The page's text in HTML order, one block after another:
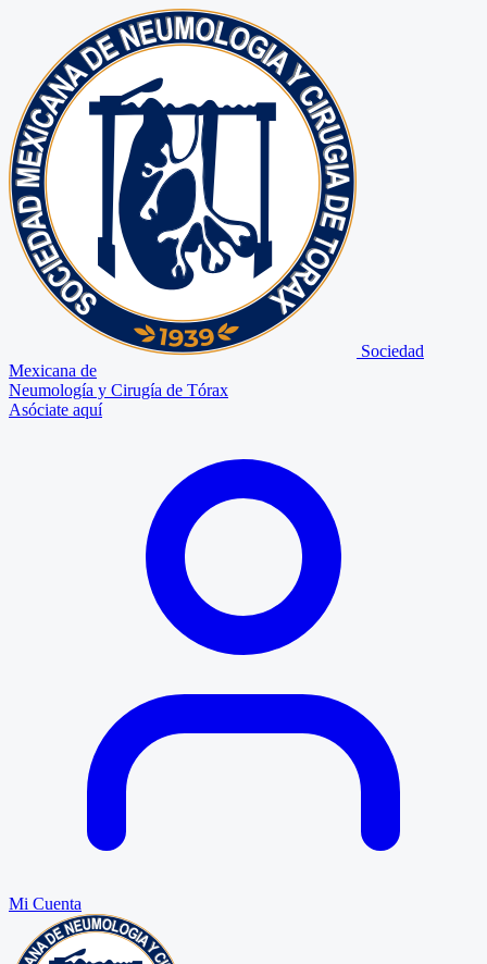
Sociedad
Mexicana de
Neumología y Cirugía de Tórax
Asóciate aquí
Mi Cuenta